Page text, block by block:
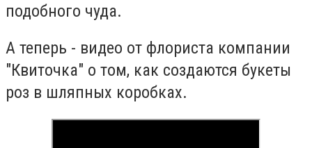
подобного чуда.
А теперь - видео от флориста компании
"Квиточка" о том, как создаются букеты
роз в шляпных коробках.